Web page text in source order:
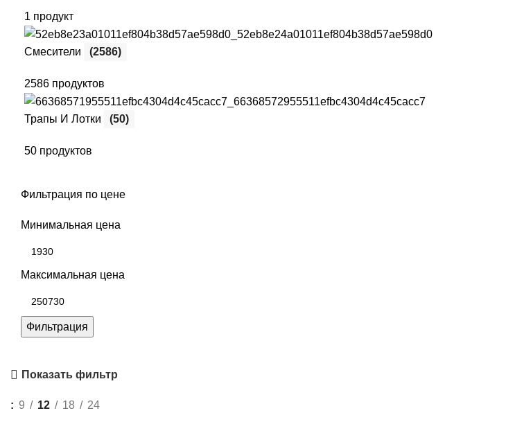
1 продукт
Смесители (2586)
2586 продуктов
Трапы И Лотки (50)
50 продуктов
Фильтрация по цене
Минимальная цена
Максимальная цена
Фильтрация
Показать фильтр
9 12 18 24